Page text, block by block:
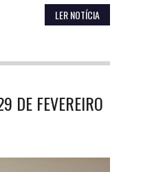
LER NOTÍCIA
DE FEVEREIRO